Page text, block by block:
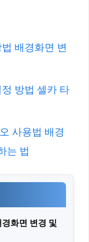
배경화면 변
방법 셀카 타
사용법 배경
는 법
화면 변경 및